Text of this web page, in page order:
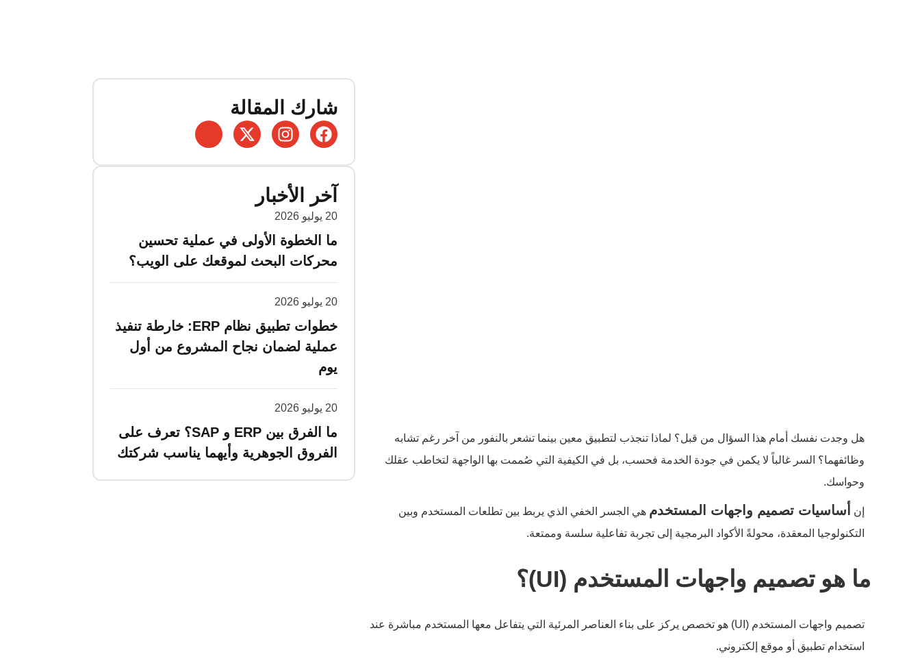
هل وجدت نفسك أمام هذا السؤال من قبل؟ لماذا تنجذب لتطبيق معين بينما تشعر بالنفور من آخر رغم تشابه
وظائفهما؟ السر غالباً لا يكمن في جودة الخدمة فحسب، بل في الكيفية التي صُممت بها الواجهة لتخاطب عقلك
وحواسك.
إن أساسيات تصميم واجهات المستخدم هي الجسر الخفي الذي يربط بين تطلعات المستخدم وبين
التكنولوجيا المعقدة، محولةً الأكواد البرمجية إلى تجربة تفاعلية سلسة وممتعة.
ما هو تصميم واجهات المستخدم (UI)؟
تصميم واجهات المستخدم (UI) هو تخصص يركز على بناء العناصر المرئية التي يتفاعل معها المستخدم مباشرة عند
استخدام تطبيق أو موقع إلكتروني.
شارك المقالة
آخر الأخبار
20 يوليو 2026
ما الخطوة الأولى في عملية تحسين
محركات البحث لموقعك على الويب؟
20 يوليو 2026
خطوات تطبيق نظام ERP: خارطة تنفيذ
عملية لضمان نجاح المشروع من أول
يوم
20 يوليو 2026
ما الفرق بين ERP و SAP؟ تعرف على
الفروق الجوهرية وأيهما يناسب شركتك